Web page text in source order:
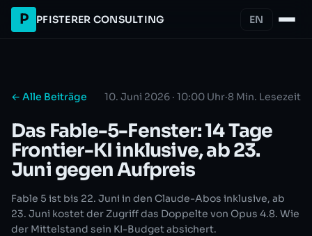
P PFISTERER CONSULTING EN
← Alle Beiträge 10. Juni 2026 · 10:00 Uhr·8 Min. Lesezeit
Das Fable-5-Fenster: 14 Tage
Frontier-KI inklusive, ab 23.
Juni gegen Aufpreis
Fable 5 ist bis 22. Juni in den Claude-Abos inklusive, ab
23. Juni kostet der Zugriff das Doppelte von Opus 4.8. Wie
der Mittelstand sein KI-Budget absichert.